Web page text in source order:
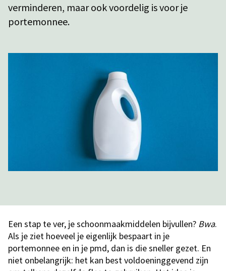
verminderen, maar ook voordelig is voor je
portemonnee.
Een stap te ver, je schoonmaakmiddelen bijvullen? Bwa.
Als je ziet hoeveel je eigenlijk bespaart in je
portemonnee en in je pmd, dan is die sneller gezet. En
niet onbelangrijk: het kan best voldoeninggevend zijn